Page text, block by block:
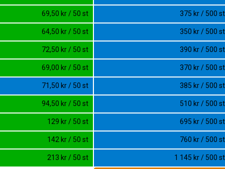
69,50 kr / 50 st 375 kr / 500 st
64,50 kr / 50 st 350 kr / 500 st
72,50 kr / 50 st 390 kr / 500 st
69,00 kr / 50 st 370 kr / 500 st
71,50 kr / 50 st 385 kr / 500 st
94,50 kr / 50 st 510 kr / 500 st
129 kr / 50 st 695 kr / 500 st
142 kr / 50 st 760 kr / 500 st
213 kr / 50 st 1 145 kr / 500 st